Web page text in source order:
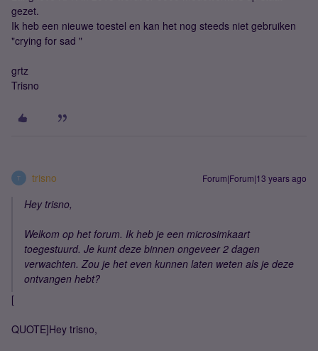
gezet.
Ik heb een nieuwe toestel en kan het nog steeds niet gebruiken
"crying for sad "
grtz
Trisno
T trisno Forum|Forum|13 years ago
Hey trisno,
Welkom op het forum. Ik heb je een microsimkaart
toegestuurd. Je kunt deze binnen ongeveer 2 dagen
verwachten. Zou je het even kunnen laten weten als je deze
ontvangen hebt?
[
QUOTE]Hey trisno,